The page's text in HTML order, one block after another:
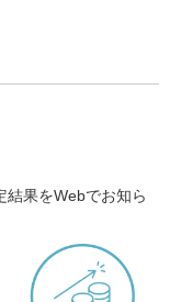
結果をWebでお知ら